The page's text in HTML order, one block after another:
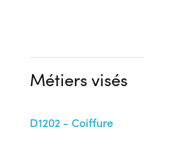
Métiers visés
D1202 - Coiffure